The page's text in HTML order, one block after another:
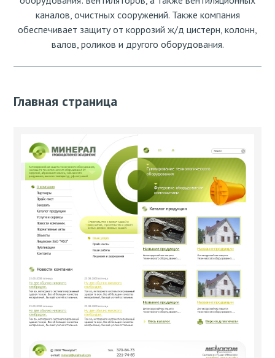
каналов, очистных сооружений. Также компания
обеспечивает защиту от коррозий ж/д цистерн, колонн,
валов, роликов и другого оборудования.
Главная страница